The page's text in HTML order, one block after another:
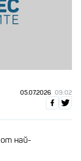
05.07.2026 09:02
най-